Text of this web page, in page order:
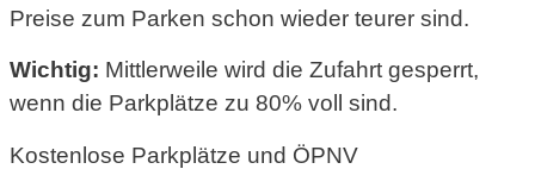
Preise zum Parken schon wieder teurer sind.
Wichtig: Mittlerweile wird die Zufahrt gesperrt,
wenn die Parkplätze zu 80% voll sind.
Kostenlose Parkplätze und ÖPNV